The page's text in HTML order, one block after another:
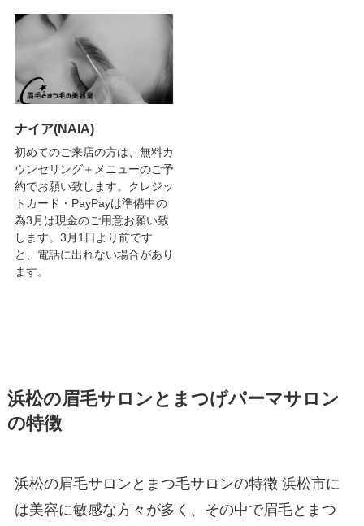
ナイア(NAIA)
初めてのご来店の方は、無料カ
ウンセリング＋メニューのご予
約でお願い致します。クレジッ
トカード・PayPayは準備中の
為3月は現金のご用意お願い致
します。3月1日より前です
と、電話に出れない場合があり
ます。
浜松の眉毛サロンとまつげパーマサロン
の特徴
​​浜松の眉毛サロンとまつ毛サロンの特徴 浜松市に
は美容に敏感な方々が多く、その中で眉毛とまつ